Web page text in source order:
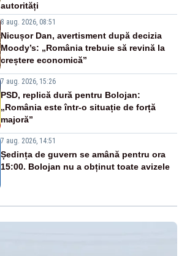
autorități
8 aug. 2026, 08:51
Nicușor Dan, avertisment după decizia
Moody’s: „România trebuie să revină la
creștere economică”
7 aug. 2026, 15:26
PSD, replică dură pentru Bolojan:
„România este într-o situație de forță
majoră”
7 aug. 2026, 14:51
Ședința de guvern se amână pentru ora
15:00. Bolojan nu a obținut toate avizele